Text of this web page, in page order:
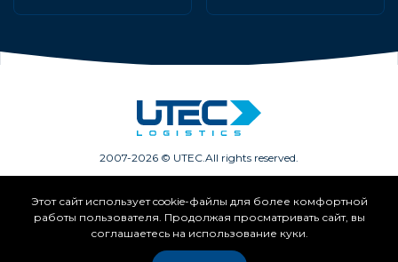
2007-2026 © UTEC.All rights reserved.
Членство в ассоциациях:
Этот сайт использует cookie-файлы для более комфортной
работы пользователя. Продолжая просматривать сайт, вы
соглашаетесь на использование куки.